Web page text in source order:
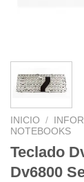
INICIO /
NOTEBOOKS
Teclado
Dv6800